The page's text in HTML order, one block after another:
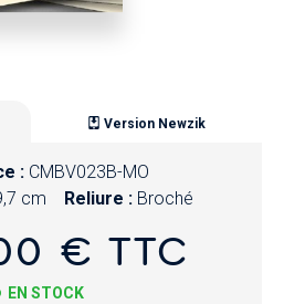
Version Newzik
: CMBV023B-MO
cm Reliure : Broché
€ TTC
EN STOCK